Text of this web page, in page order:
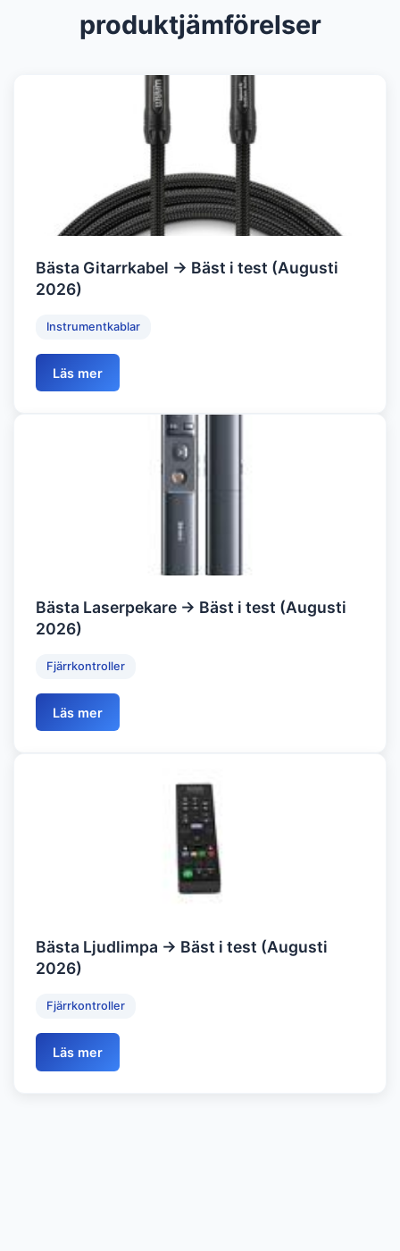
produktjämförelser
Bästa Gitarrkabel → Bäst i test (Augusti
2026)
Instrumentkablar
Läs mer
Bästa Laserpekare → Bäst i test (Augusti
2026)
Fjärrkontroller
Läs mer
Bästa Ljudlimpa → Bäst i test (Augusti
2026)
Fjärrkontroller
Läs mer